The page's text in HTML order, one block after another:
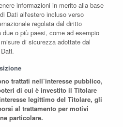
informazioni in merito alla base
Dati all'estero incluso verso
regolata dal diritto
o più paesi, come ad esempio
di sicurezza adottate dal
trattati nell’interesse pubblico,
di cui è investito il Titolare
legittimo del Titolare, gli
al trattamento per motivi
particolare.